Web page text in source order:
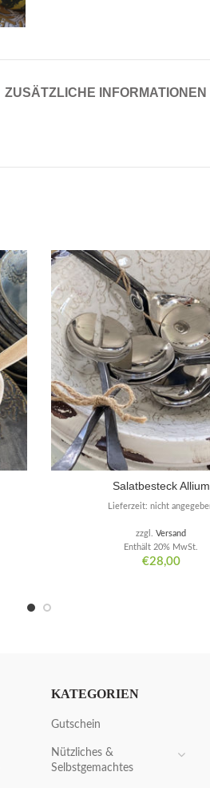
ZUSÄTZLICHE INFORMATIONEN
Salatbesteck Allium
€28,00
Enthält 20% MwSt.
zzgl.Versand
Lieferzeit: nicht
KATEGORIEN
Gutschein
Nützliches &
Selbstgemachtes